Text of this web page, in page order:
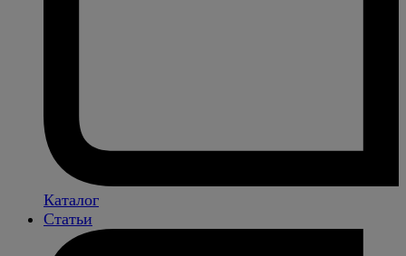
Каталог
Статьи